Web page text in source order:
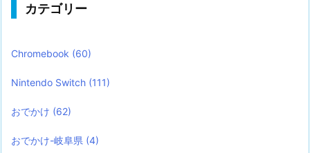
カテゴリー
Chromebook (60)
Nintendo Switch (111)
おでかけ (62)
おでかけ-岐阜県 (4)